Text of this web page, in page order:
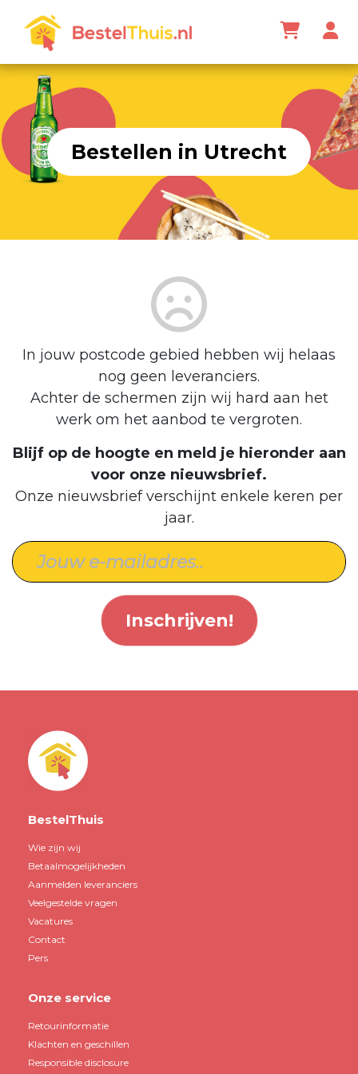
Bestellen in Utrecht
In jouw postcode gebied hebben wij helaas
nog geen leveranciers.
Achter de schermen zijn wij hard aan het
werk om het aanbod te vergroten.
Blijf op de hoogte en meld je hieronder aan
voor onze nieuwsbrief.
Onze nieuwsbrief verschijnt enkele keren per
jaar.
Inschrijven!
BestelThuis
Wie zijn wij
Betaalmogelijkheden
Aanmelden leveranciers
Veelgestelde vragen
Vacatures
Contact
Pers
Onze service
Retourinformatie
Klachten en geschillen
Responsible disclosure